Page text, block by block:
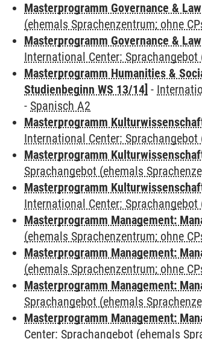
Masterprogramm Governance &
(ehemals Sprachenzentrum; ohne
Masterprogramm Governance &
International Center:
Masterprogramm Humanities &
Studienbeginn WS 13/14] -
- Spanisch A2
Masterprogramm
International Center:
Masterprogramm
Sprachangebot (ehemals
Masterprogramm
International Center:
Masterprogramm Management:
(ehemals Sprachenzentrum; ohne
Masterprogramm Management:
(ehemals Sprachenzentrum; ohne
Masterprogramm Management:
Sprachangebot (ehemals
Masterprogramm Management:
Center: Sprachangebot (ehemals